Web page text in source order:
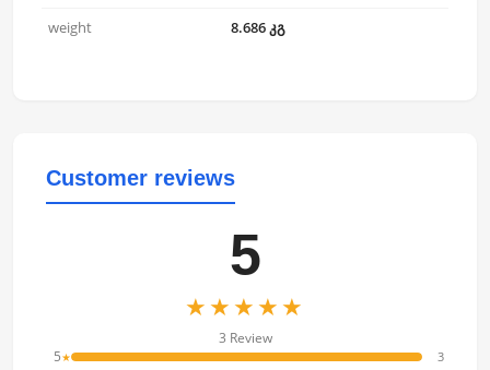
weight
8.686 კგ
Customer reviews
5
★★★★★
3 Review
5★ 3